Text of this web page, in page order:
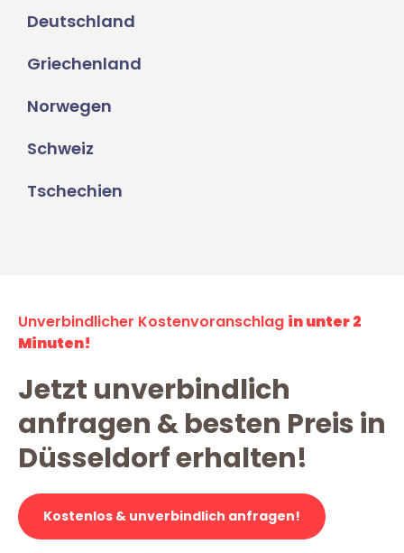
Deutschland
Griechenland
Norwegen
Schweiz
Tschechien
Unverbindlicher Kostenvoranschlag in unter 2
Minuten!
Jetzt unverbindlich
anfragen & besten Preis in
Düsseldorf erhalten!
Kostenlos & unverbindlich anfragen!